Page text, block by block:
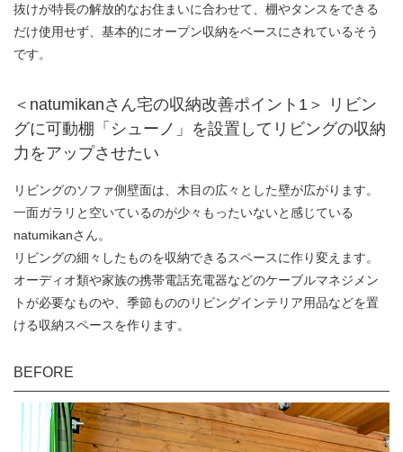
抜けが特長の解放的なお住まいに合わせて、棚やタンスをできる
だけ使用せず、基本的にオープン収納をベースにされているそう
です。
＜natumikanさん宅の収納改善ポイント1＞ リビン
グに可動棚「シューノ」を設置してリビングの収納
力をアップさせたい
リビングのソファ側壁面は、木目の広々とした壁が広がります。
一面ガラリと空いているのが少々もったいないと感じている
natumikanさん。
リビングの細々したものを収納できるスペースに作り変えます。
オーディオ類や家族の携帯電話充電器などのケーブルマネジメン
トが必要なものや、季節もののリビングインテリア用品などを置
ける収納スペースを作ります。
BEFORE